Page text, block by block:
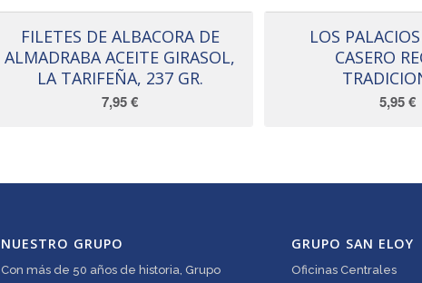
FILETES DE ALBACORA DE
ALMADRABA ACEITE GIRASOL,
LA TARIFEÑA, 237 GR.
7,95€
LOS
CASERO
5,95€
NUESTRO GRUPO
Con más de 50 años de historia, Grupo
GRUPO SAN ELOY
Oficinas Centrales